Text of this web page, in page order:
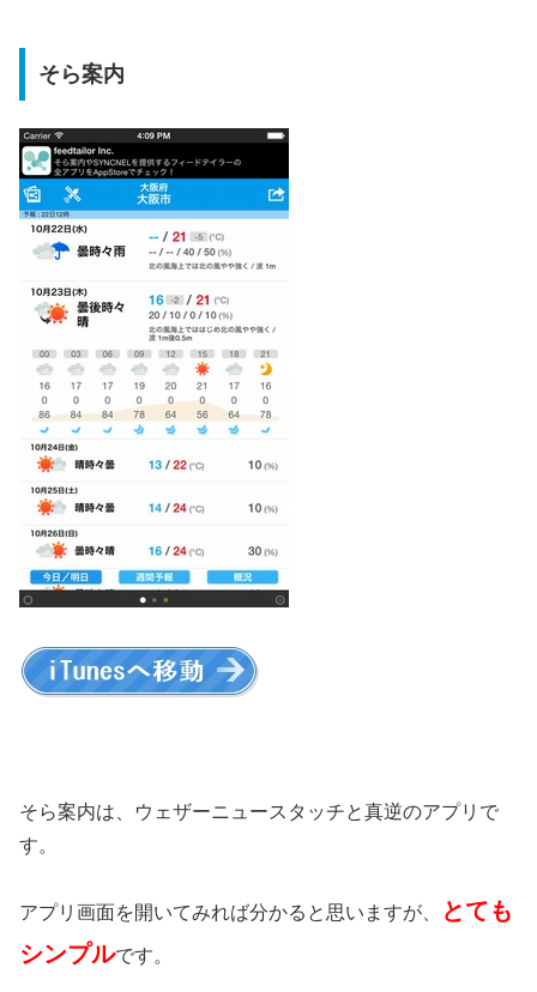
そら案内
そら案内は、ウェザーニュースタッチと真逆のアプリで
す。
アプリ画面を開いてみれば分かると思いますが、
とても
シンプルです。